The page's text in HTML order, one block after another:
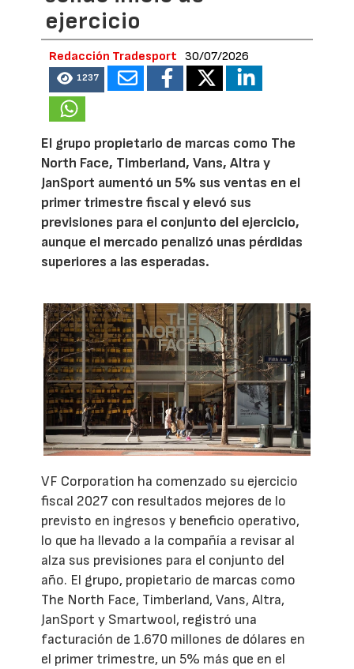
ejercicio
Redacción Tradesport 30/07/2026
1237
El grupo propietario de marcas como The
North Face, Timberland, Vans, Altra y
JanSport aumentó un 5% sus ventas en el
primer trimestre fiscal y elevó sus
previsiones para el conjunto del ejercicio,
aunque el mercado penalizó unas pérdidas
superiores a las esperadas.
VF Corporation ha comenzado su ejercicio
fiscal 2027 con resultados mejores de lo
previsto en ingresos y beneficio operativo,
lo que ha llevado a la compañía a revisar al
alza sus previsiones para el conjunto del
año. El grupo, propietario de marcas como
The North Face, Timberland, Vans, Altra,
JanSport y Smartwool, registró una
facturación de 1.670 millones de dólares en
el primer trimestre, un 5% más que en el